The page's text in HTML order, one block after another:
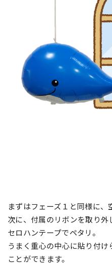
まずはフェーズ１と同様に、
次に、付属のリボンを取り外
セロハンテープでペタリ。
うまく重心の中心に貼り付け
ことができます。